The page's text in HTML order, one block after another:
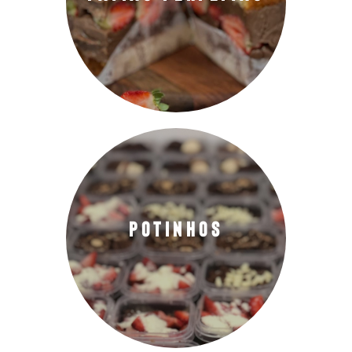
Quero Aprender
Potinhos
Quer aprender a fazer bolos de
Potinhos?
Inscreva-se agora mesmo!
Quero Aprender